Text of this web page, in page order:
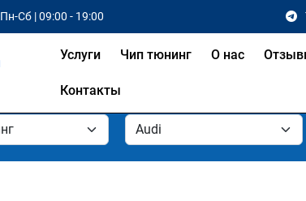
Пн-Сб | 09:00 - 19:00
Услуги Чип тюнинг О нас
Контакты